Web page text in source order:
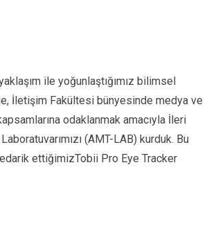
ile yoğunlaştığımız bilimsel
İletişim Fakültesi bünyesinde medya ve
odaklanmak amacıyla İleri
(AMT-LAB) kurduk. Bu
ettiğimizTobii Pro Eye Tracker